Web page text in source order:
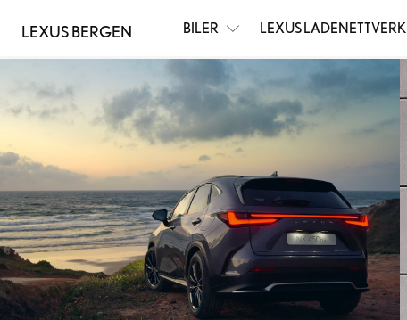
LEXUS BERGEN BILER LEXUS LADENETTVERK